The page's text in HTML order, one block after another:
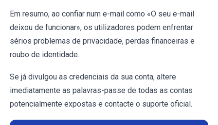
Em resumo, ao confiar num e-mail como «O seu e-mail
deixou de funcionar», os utilizadores podem enfrentar
sérios problemas de privacidade, perdas financeiras e
roubo de identidade.
Se já divulgou as credenciais da sua conta, altere
imediatamente as palavras-passe de todas as contas
potencialmente expostas e contacte o suporte oficial.